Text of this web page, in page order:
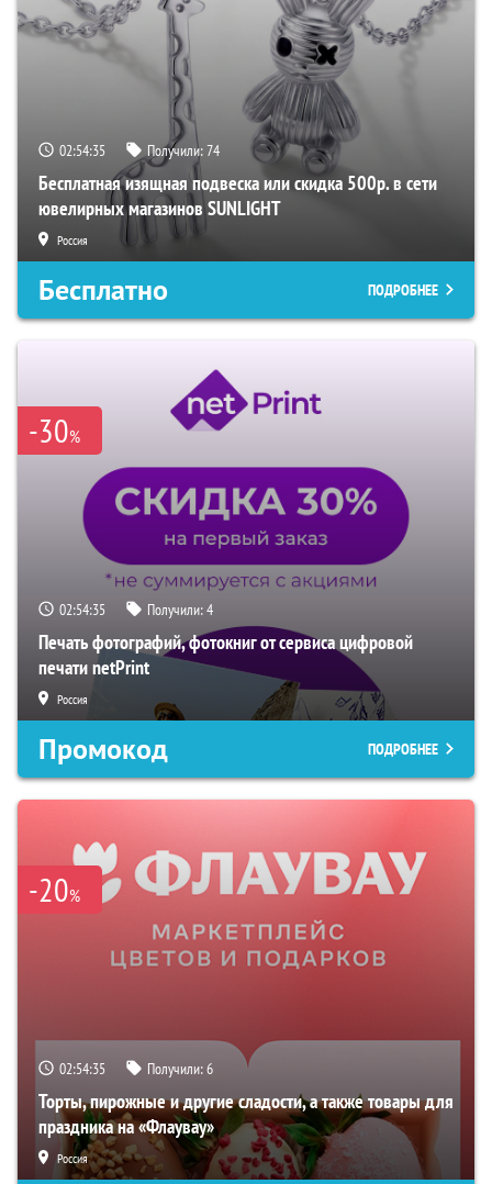
02:54:35 Получили:74
Бесплатная изящная подвеска или скидка 500р. в сети
ювелирных магазинов SUNLIGHT
Россия
Бесплатно ПОДРОБНЕЕ
-30%
02:54:35 Получили:4
Печать фотографий, фотокниг от сервиса цифровой
печати netPrint
Россия
Промокод ПОДРОБНЕЕ
-20%
02:54:35 Получили:6
Торты, пирожные и другие сладости, а также товары для
праздника на «Флаувау»
Россия